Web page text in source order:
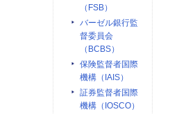
（FSB）
バーゼル銀行監
督委員会
（BCBS）
保険監督者国際
機構（IAIS）
証券監督者国際
機構（IOSCO）